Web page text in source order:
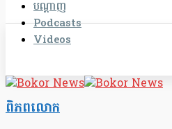
បណ្តាញ
Podcasts
Videos
ពិភពលោក